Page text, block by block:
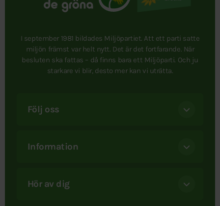
I september 1981 bildades Miljöpartiet. Att ett parti satte
miljön främst var helt nytt. Det är det fortfarande. När
besluten ska fattas – då finns bara ett Miljöparti. Och ju
starkare vi blir, desto mer kan vi uträtta.
Följ oss
Information
Hör av dig